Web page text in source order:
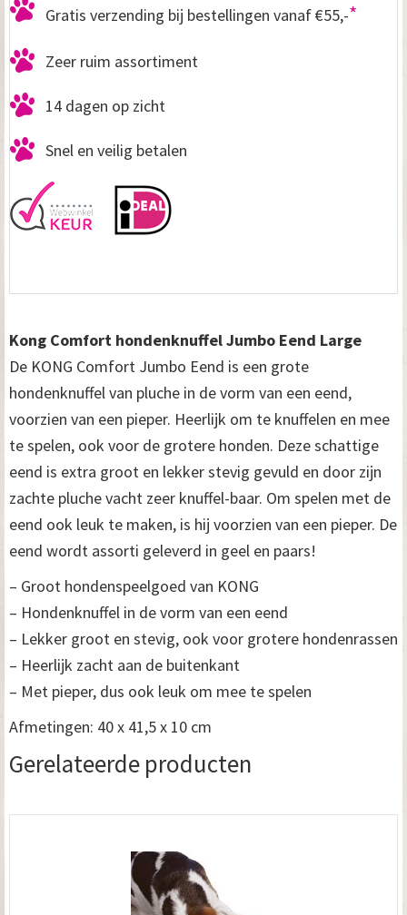
Gratis verzending bij bestellingen vanaf €55,-*
Zeer ruim assortiment
14 dagen op zicht
Snel en veilig betalen
Kong Comfort hondenknuffel Jumbo Eend Large
De KONG Comfort Jumbo Eend is een grote
hondenknuffel van pluche in de vorm van een eend,
voorzien van een pieper. Heerlijk om te knuffelen en mee
te spelen, ook voor de grotere honden. Deze schattige
eend is extra groot en lekker stevig gevuld en door zijn
zachte pluche vacht zeer knuffel-baar. Om spelen met de
eend ook leuk te maken, is hij voorzien van een pieper. De
eend wordt assorti geleverd in geel en paars!
– Groot hondenspeelgoed van KONG
– Hondenknuffel in de vorm van een eend
– Lekker groot en stevig, ook voor grotere hondenrassen
– Heerlijk zacht aan de buitenkant
– Met pieper, dus ook leuk om mee te spelen
Afmetingen: 40 x 41,5 x 10 cm
Gerelateerde producten